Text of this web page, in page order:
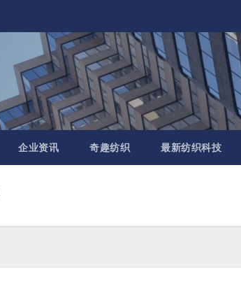
企业资讯 奇趣纺织 最新纺织科技